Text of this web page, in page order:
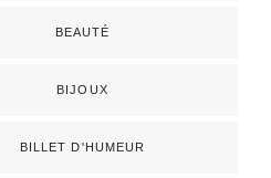
BEAUTÉ
BIJOUX
BILLET D'HUMEUR